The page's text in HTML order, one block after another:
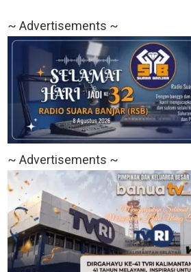
~ Advertisements ~
~ Advertisements ~